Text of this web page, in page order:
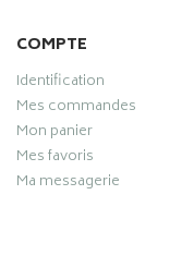
COMPTE
Identification
Mes commandes
Mon panier
Mes favoris
Ma messagerie